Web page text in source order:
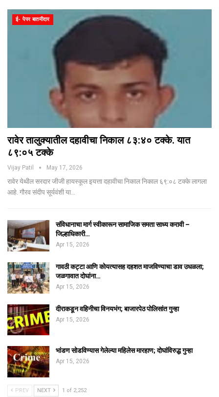
ई- पेपर बातमीदार
रावेर तालुक्यातील दहावीचा निकाल ८३:४० टक्के. यात
८९:०५ टक्के
Vijay Patil May 17, 2026
रावेर येथील सरदार जीजी हायस्कूल इयत्ता दहावीचा निकाल निकाल ६९:०८ टक्के लागला
आहे. गौरव संदीप सूर्यवंशी या…
संविधानाचा मार्ग स्वीकारून सामाजिक समता साध्य करावी –
जिल्हाधिकारी…
Apr 15, 2026
गावठी कट्टा आणि कोयत्यासह दहशत माजविण्याचा डाव उधळला;
जळगावात दोघांना…
Apr 15, 2026
दीराकडून वहिनीचा विनयभंग; बाजारपेठ पोलिसांत गुन्हा
Apr 15, 2026
भांडण सोडविण्यास गेलेल्या महिलेस मारहाण; दोघांविरुद्ध गुन्हा
Apr 15, 2026
PREV NEXT 1 of 2,252